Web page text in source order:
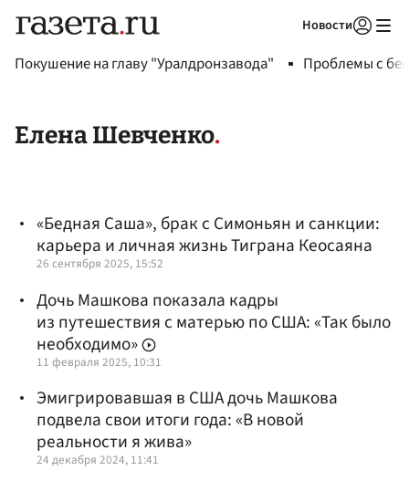
Новости
Покушение на главу "Уралдронзавода" Проблемы с
Елена Шевченко
«Бедная Саша», брак с Симоньян и санкции:
карьера и личная жизнь Тиграна Кеосаяна
26 сентября 2025, 15:52
Дочь Машкова показала кадры
из путешествия с матерью по США: «Так было
необходимо»
11 февраля 2025, 10:31
Эмигрировавшая в США дочь Машкова
подвела свои итоги года: «В новой
реальности я жива»
24 декабря 2024, 11:41